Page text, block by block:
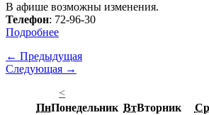
В афише возможны изменения.
Телефон: 72-96-30
Подробнее
← Предыдущая
Следующая →
<
ПнПонедельник ВтВторник Ср